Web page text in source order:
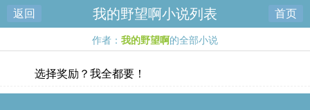
返回 我的野望啊小说列表 首页
作者： 我的野望啊 的全部小说
选择奖励？我全都要！